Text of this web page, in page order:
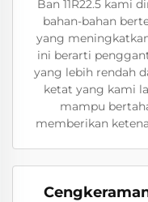
Ban 11R22.5 kami
bahan-bahan
yang
ini berarti
yang lebih rendah
ketat yang kami
mampu
memberikan